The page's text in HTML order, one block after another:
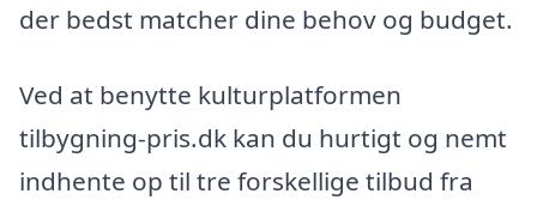
der bedst matcher dine behov og budget.
Ved at benytte kulturplatformen
tilbygning-pris.dk kan du hurtigt og nemt
indhente op til tre forskellige tilbud fra